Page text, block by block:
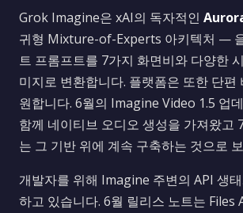
Grok Imagine은 xAI의 독자적인
귀형 Mixture-of-Experts 아키텍처 —
트 프롬프트를 7가지 화면비와 다양한
미지로 변환합니다. 플랫폼은 또한 단편
원합니다. 6월의 Imagine Video 1.5 업
함께 네이티브 오디오 생성을 가져왔고
는 그 기반 위에 계속 구축하는 것으로
개발자를 위해 Imagine 주변의 API 생
하고 있습니다. 6월 릴리스 노트는 Files